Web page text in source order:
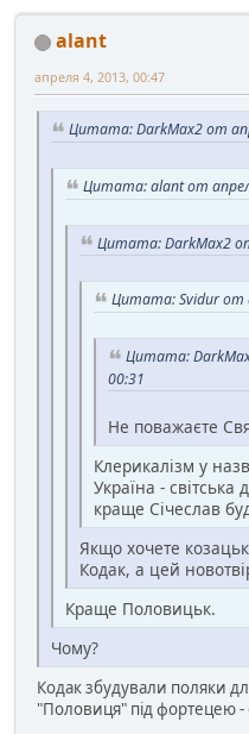
alant
апреля 4, 2013, 00:47
Цитата: DarkMax2 от
Цитата: alant от
Цитата: DarkMax2
Цитата: Svidur от
Цитата:
00:31
Не поважаєте
Клерикалізм у
Україна -
краще Січеслав
Якщо хочете
Кодак, а цей
Краще Половицьк.
Чому?
Кодак збудували поляки
"Половиця" під фортецею -